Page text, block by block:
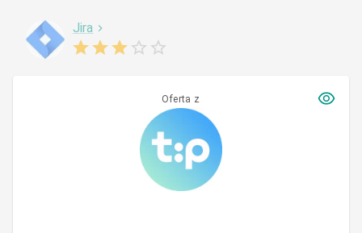
Jira
Oferta z